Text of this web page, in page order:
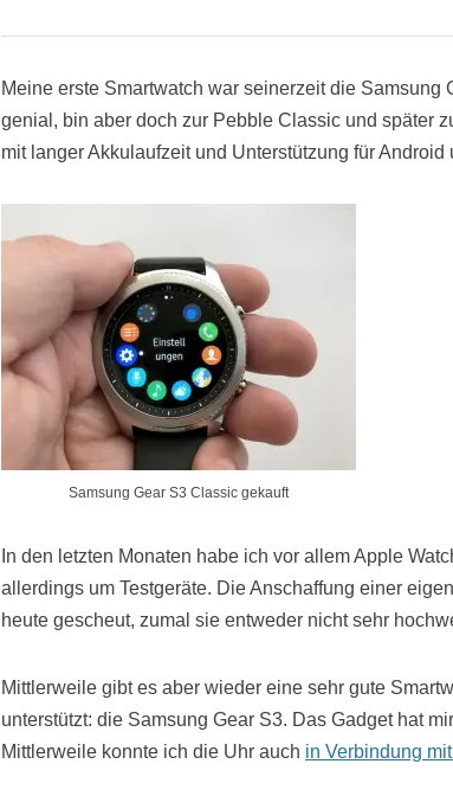
Meine erste Smartwatch war seinerzeit die Samsung
genial, bin aber doch zur Pebble Classic und später
mit langer Akkulaufzeit und Unterstützung für Android
Samsung Gear S3 Classic gekauft
In den letzten Monaten habe ich vor allem Apple
allerdings um Testgeräte. Die Anschaffung einer
heute gescheut, zumal sie entweder nicht sehr
Mittlerweile gibt es aber wieder eine sehr gute
unterstützt: die Samsung Gear S3. Das Gadget hat
Mittlerweile konnte ich die Uhr auch in Verbindung